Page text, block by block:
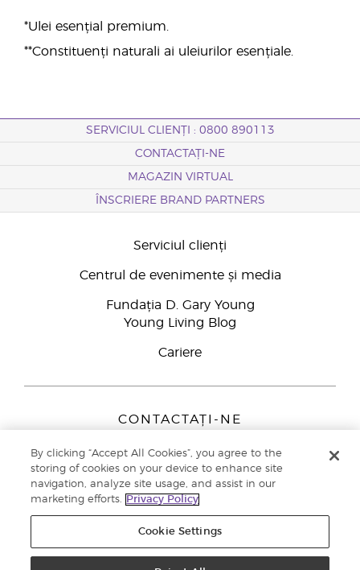
*Ulei esențial premium.
**Constituenți naturali ai uleiurilor esențiale.
SERVICIUL CLIENȚI : 0800 890113
CONTACTAȚI-NE
MAGAZIN VIRTUAL
ÎNSCRIERE BRAND PARTNERS
Serviciul clienți
Centrul de evenimente și media
Fundația D. Gary Young
Young Living Blog
Cariere
CONTACTAȚI-NE
Peizerweg 97
9727 AJ Groningen
Netherlands
Înscriere Brand Partners0800 890113
By clicking “Accept All Cookies”, you agree to the
storing of cookies on your device to enhance site
navigation, analyze site usage, and assist in our
marketing efforts.
Privacy Policy
Cookie Settings